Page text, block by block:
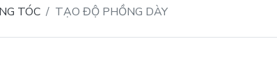
TÓC TẠO ĐỘ PHỒNG DÀY